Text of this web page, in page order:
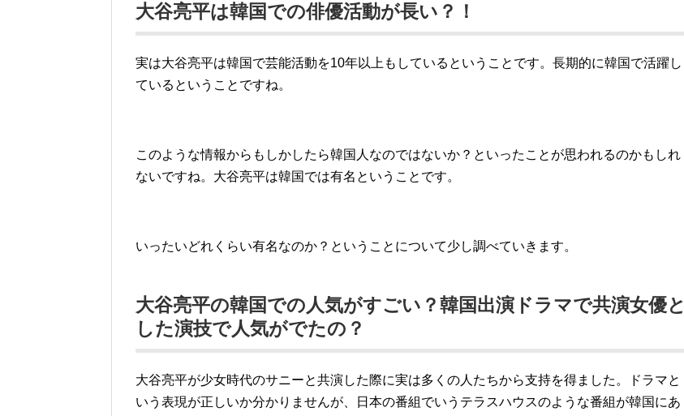
大谷亮平は韓国での俳優活動が長い？！
実は大谷亮平は韓国で芸能活動を10年以上もしているということです。長期的に韓国で活躍し
ているということですね。
このような情報からもしかしたら韓国人なのではないか？といったことが思われるのかもしれ
ないですね。大谷亮平は韓国では有名ということです。
いったいどれくらい有名なのか？ということについて少し調べていきます。
大谷亮平の韓国での人気がすごい？韓国出演ドラマで共演女優と
した演技で人気がでたの？
大谷亮平が少女時代のサニーと共演した際に実は多くの人たちから支持を得ました。ドラマと
いう表現が正しいか分かりませんが、日本の番組でいうテラスハウスのような番組が韓国にあ